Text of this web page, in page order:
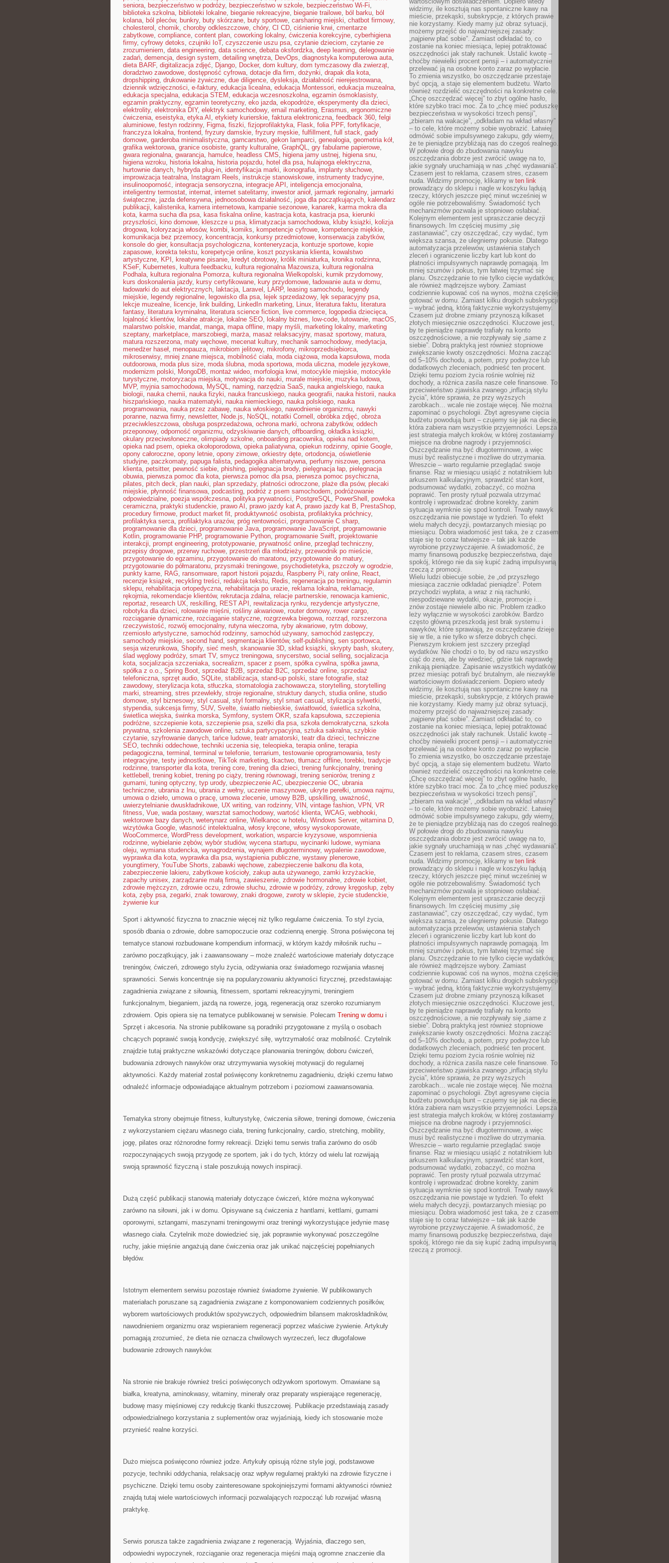
seniora, bezpieczeństwo w podróży, bezpieczeństwo w szkole, bezpieczeństwo Wi-Fi,
biblioteka szkolna, biblioteki lokalne, bieganie rekreacyjne, bieganie trailowe, ból barku, ból
kolana, ból pleców, bunkry, buty skórzane, buty sportowe, carsharing miejski, chatbot firmowy,
cholesterol , chomik, choroby odkleszczowe, chóry, CI CD, ciśnienie krwi, cmentarze
zabytkowe, compliance, content plan, coworking lokalny, ćwiczenia korekcyjne, cyberhigiena
firmy, cyfrowy detoks, czujniki IoT, czyszczenie uszu psa, czytanie dzieciom, czytanie ze
zrozumieniem, data engineering, data science, debata oksfordzka, deep learning, delegowanie
zadań, demencja, design system, detailing wnętrza, DevOps, diagnostyka komputerowa auta,
dieta BARF, digitalizacja zdjęć, Django, Docker, dom kultury, dom tymczasowy dla zwierząt,
doradztwo zawodowe, dostępność cyfrowa, dotacje dla firm, dożynki, drapak dla kota,
dropshipping, drukowanie żywiczne, due diligence, dysleksja, działalność nierejestrowana,
dziennik wdzięczności, e-faktury, edukacja licealna, edukacja Montessori, edukacja muzealna,
edukacja specjalna, edukacja STEM , edukacja wczesnoszkolna, egzamin ósmoklasisty,
egzamin praktyczny, egzamin teoretyczny, eko jazda, ekopodróże, eksperymenty dla dzieci,
elektrolity, elektronika DIY, elektryk samochodowy, email marketing, Erasmus, ergonomiczne
ćwiczenia, eseistyka, etyka AI , etykiety kurierskie, faktura elektroniczna, feedback 360, felgi
aluminiowe, festyn rodzinny, Figma, fiszki, fizjoprofilaktyka, Flask, folia PPF, fortyfikacje,
franczyza lokalna, frontend, fryzury damskie, fryzury męskie, fulfillment, full stack, gady
domowe, garderoba minimalistyczna, garncarstwo, gekon lamparci, genealogia, geometria kół,
grafika wektorowa, granice osobiste, granty kulturalne, GraphQL, gry fabularne papierowe,
gwara regionalna, gwarancja, hamulce, headless CMS, higiena jamy ustnej, higiena snu,
higiena wzroku, historia lokalna, historia pojazdu, hotel dla psa, hulajnoga elektryczna,
hurtownie danych, hybryda plug-in, identyfikacja marki, ikonografia, implanty słuchowe,
improwizacja teatralna, Instagram Reels, instrukcje stanowiskowe, instrumenty tradycyjne,
insulinooporność, integracja sensoryczna, integracje API , inteligencja emocjonalna,
inteligentny termostat, internat, internet satelitarny, inwestor anioł, jarmark regionalny, jarmarki
świąteczne, jazda defensywna, jednoosobowa działalność, joga dla początkujących, kalendarz
publikacji, kalistenika, kamera internetowa, kampanie sezonowe, kanarek, karma mokra dla
kota, karma sucha dla psa, kasa fiskalna online, kastracja kota, kastracja psa, kierunki
przyszłości, kino domowe, kleszcze u psa, klimatyzacja samochodowa, kluby książki, kolizja
drogowa, koloryzacja włosów, kombi, komiks, kompetencje cyfrowe, kompetencje miękkie,
komunikacja bez przemocy, koncentracja, konkursy przedmiotowe, konserwacja zabytków,
konsole do gier, konsultacja psychologiczna, konteneryzacja, kontuzje sportowe, kopie
zapasowe, korekta tekstu, korepetycje online, koszt pozyskania klienta, kowalstwo
artystyczne, KPI , kreatywne pisanie, kredyt obrotowy, królik miniaturka, kronika rodzinna,
KSeF, Kubernetes, kultura feedbacku, kultura regionalna Mazowsza, kultura regionalna
Podhala, kultura regionalna Pomorza, kultura regionalna Wielkopolski, kurnik przydomowy,
kurs doskonalenia jazdy, kursy certyfikowane, kury przydomowe, ładowanie auta w domu,
ładowarki do aut elektrycznych, laktacja, Laravel , LARP, leasing samochodu, legendy
miejskie, legendy regionalne, legowisko dla psa, lejek sprzedażowy, lęk separacyjny psa,
lekcje muzealne, licencje, link building, LinkedIn marketing, Linux, literatura faktu, literatura
fantasy, literatura kryminalna, literatura science fiction, live commerce, logopedia dziecięca,
lojalność klientów, lokalne atrakcje, lokalne SEO, lokalny biznes, low-code, lutowanie, macOS,
malarstwo polskie, mandat, manga, mapa offline, mapy myśli, marketing lokalny, marketing
szeptany, marketplace, marszobiegi, marża, masaż relaksacyjny, masaż sportowy, matura,
matura rozszerzona, maty węchowe, mecenat kultury, mechanik samochodowy, medytacja,
menedżer haseł, menopauza, mikrobiom jelitowy, mikrofony, mikroprzedsiębiorca,
mikroserwisy, mniej znane miejsca, mobilność ciała, moda ciążowa, moda kapsułowa, moda
outdoorowa, moda plus size, moda ślubna, moda sportowa, moda uliczna, modele językowe,
modernizm polski, MongoDB, montaż wideo, morfologia krwi, motocykle miejskie, motocykle
turystyczne, motoryzacja miejska, motywacja do nauki, murale miejskie, muzyka ludowa,
MVP, myjnia samochodowa, MySQL, naming, narzędzia SaaS, nauka angielskiego, nauka
biologii, nauka chemii, nauka fizyki, nauka francuskiego, nauka geografii, nauka historii, nauka
hiszpańskiego, nauka matematyki, nauka niemieckiego, nauka polskiego, nauka
programowania, nauka przez zabawę, nauka włoskiego, nawodnienie organizmu, nawyki
poranne, nazwa firmy, newsletter, Node.js, NoSQL, notatki Cornell , obróbka zdjęć, obroża
przeciwkleszczowa, obsługa posprzedażowa, ochrona marki, ochrona zabytków, oddech
przeponowy, odporność organizmu, odzyskiwanie danych, offboarding, okładka książki,
okulary przeciwsłoneczne, olimpiady szkolne, onboarding pracownika, opieka nad kotem,
opieka nad psem, opieka okołoporodowa, opieka paliatywna, opiekun rodzinny, opinie Google,
opony całoroczne, opony letnie, opony zimowe, orkiestry dęte, ortodoncja, oświetlenie
studyjne, paczkomaty, papuga falista, pedagogika alternatywna, perfumy niszowe, persona
klienta, petsitter, pewność siebie, phishing, pielęgnacja brody, pielęgnacja łap, pielęgnacja
obuwia, pierwsza pomoc dla kota, pierwsza pomoc dla psa, pierwsza pomoc psychiczna,
pilates, pitch deck, plan nauki, plan sprzedaży, płatności odroczone, plaże dla psów, plecaki
miejskie, płynność finansowa, podcasting, podróż z psem samochodem, podróżowanie
odpowiedzialne, poezja współczesna, polityka prywatności, PostgreSQL, PowerShell , powłoka
ceramiczna, praktyki studenckie, prawo AI , prawo jazdy kat A, prawo jazdy kat B, PrestaShop,
procedury firmowe, product market fit, produktywność osobista, profilaktyka próchnicy,
profilaktyka serca, profilaktyka urazów, próg rentowności, programowanie C sharp,
programowanie dla dzieci, programowanie Java, programowanie JavaScript, programowanie
Kotlin, programowanie PHP, programowanie Python, programowanie Swift, projektowanie
interakcji, prompt engineering, prototypowanie, prywatność online, przegląd techniczny,
przepisy drogowe, przerwy ruchowe, przestrzeń dla młodzieży, przewodnik po mieście,
przygotowanie do egzaminu, przygotowanie do maratonu, przygotowanie do matury,
przygotowanie do półmaratonu, przysmaki treningowe, psychodietetyka, pszczoły w ogrodzie,
punkty karne, RAG, ransomware, raport historii pojazdu, Raspberry Pi, raty online, React,
recenzje książek, recykling treści, redakcja tekstu, Redis, regeneracja po treningu, regulamin
sklepu, rehabilitacja ortopedyczna, rehabilitacja po urazie, reklama lokalna, reklamacje,
rękojmia, rekomendacje klientów, rekrutacja zdalna, relacje partnerskie, renowacja kamienic,
reportaż, research UX, reskilling, REST API , rewitalizacja rynku, rezydencje artystyczne,
robotyka dla dzieci, rolowanie mięśni, rośliny akwariowe, router domowy, rower cargo,
rozciąganie dynamiczne, rozciąganie statyczne, rozgrzewka biegowa, rozrząd, rozszerzona
rzeczywistość, rozwój emocjonalny, rutyna wieczorna, ryby akwariowe, rytm dobowy,
rzemiosło artystyczne, samochód rodzinny, samochód używany, samochód zastępczy,
samochody miejskie, second hand, segmentacja klientów, self-publishing, sen sportowca,
sesja wizerunkowa, Shopify, sieć mesh, skanowanie 3D, skład książki, skrypty bash, skutery,
ślad węglowy podróży, smart TV, smycz treningowa, snycerstwo, social selling, socjalizacja
kota, socjalizacja szczeniaka, socrealizm, spacer z psem, spółka cywilna, spółka jawna,
spółka z o.o., Spring Boot, sprzedaż B2B, sprzedaż B2C, sprzedaż online, sprzedaż
telefoniczna, sprzęt audio, SQLite, stabilizacja, stand-up polski, stare fotografie, staż
zawodowy, sterylizacja kota, stłuczka, stomatologia zachowawcza, storytelling, storytelling
marki, streaming, stres przewlekły, stroje regionalne, struktury danych, studia online, studio
domowe, styl biznesowy, styl casual , styl formalny, styl smart casual , stylizacja sylwetki,
stypendia, sukcesja firmy, SUV, Svelte, światło niebieskie, światłowód, świetlica szkolna,
świetlica wiejska, świnka morska, Symfony, system OKR, szafa kapsułowa, szczepienia
podróżne, szczepienie kota, szczepienie psa, szelki dla psa, szkoła demokratyczna, szkoła
prywatna, szkolenia zawodowe online, sztuka partycypacyjna, sztuka sakralna, szybkie
czytanie, szyfrowanie danych, tańce ludowe, teatr amatorski, teatr dla dzieci, techniczne
SEO, techniki oddechowe, techniki uczenia się, teleopieka, terapia online, terapia
pedagogiczna, terminal , terminal w telefonie, terrarium, testowanie oprogramowania, testy
integracyjne, testy jednostkowe, TikTok marketing, tkactwo, tłumacz offline, torebki, tradycje
rodzinne, transporter dla kota, trening core, trening dla dzieci, trening funkcjonalny, trening
kettlebell , trening kobiet, trening po ciąży, trening równowagi, trening seniorów, trening z
gumami, tuning optyczny, typ urody, ubezpieczenie AC, ubezpieczenie OC, ubrania
techniczne, ubrania z lnu, ubrania z wełny, uczenie maszynowe, ukryte perełki, umowa najmu,
umowa o dzieło, umowa o pracę, umowa zlecenie, umowy B2B, upskilling, uważność,
uwierzytelnianie dwuskładnikowe, UX writing, van rodzinny, VIN, vintage fashion, VPN, VR
fitness, Vue, wada postawy, warsztat samochodowy, wartość klienta, WCAG, webhooki,
wektorowe bazy danych, weterynarz online, Wielkanoc w hotelu, Windows Server, witamina D,
wizytówka Google, własność intelektualna, włosy kręcone, włosy wysokoporowate,
WooCommerce, WordPress development, workation, wsparcie kryzysowe, wspomnienia
rodzinne, wybielanie zębów, wybór studiów, wycena startupu, wycinanki ludowe, wymiana
oleju, wymiana studencka, wynagrodzenia, wynajem długoterminowy, wypalenie zawodowe,
wyprawka dla kota, wyprawka dla psa, wystąpienia publiczne, wystawy plenerowe,
youngtimery, YouTube Shorts, zabawki węchowe, zabezpieczenie balkonu dla kota,
zabezpieczenie lakieru, zabytkowe kościoły, zakup auta używanego, zamki krzyżackie,
zapachy unisex, zarządzanie małą firmą, zawieszenie, zdrowie hormonalne, zdrowie kobiet,
zdrowie mężczyzn, zdrowie oczu, zdrowie słuchu, zdrowie w podróży, zdrowy kręgosłup, zęby
kota, zęby psa, zegarki, znak towarowy, znaki drogowe, zwroty w sklepie, życie studenckie,
żywienie kur
Sport i aktywność fizyczna to znacznie więcej niż tylko regularne ćwiczenia. To styl życia,
sposób dbania o zdrowie, dobre samopoczucie oraz codzienną energię. Strona poświęcona tej
tematyce stanowi rozbudowane kompendium informacji, w którym każdy miłośnik ruchu –
zarówno początkujący, jak i zaawansowany – może znaleźć wartościowe materiały dotyczące
treningów, ćwiczeń, zdrowego stylu życia, odżywiania oraz świadomego rozwijania własnej
sprawności. Serwis koncentruje się na popularyzowaniu aktywności fizycznej, przedstawiając
zagadnienia związane z siłownią, fitnessem, sportami rekreacyjnymi, treningiem
funkcjonalnym, bieganiem, jazdą na rowerze, jogą, regeneracją oraz szeroko rozumianym
zdrowiem. Opis opiera się na tematyce publikowanej w serwisie. Polecam Trening w domu i
Sprzęt i akcesoria. Na stronie publikowane są poradniki przygotowane z myślą o osobach
chcących poprawić swoją kondycję, zwiększyć siłę, wytrzymałość oraz mobilność. Czytelnik
znajdzie tutaj praktyczne wskazówki dotyczące planowania treningów, doboru ćwiczeń,
budowania zdrowych nawyków oraz utrzymywania wysokiej motywacji do regularnej
aktywności. Każdy materiał został poświęcony konkretnemu zagadnieniu, dzięki czemu łatwo
odnaleźć informacje odpowiadające aktualnym potrzebom i poziomowi zaawansowania.
Tematyka strony obejmuje fitness, kulturystykę, ćwiczenia siłowe, treningi domowe, ćwiczenia
z wykorzystaniem ciężaru własnego ciała, trening funkcjonalny, cardio, stretching, mobility,
jogę, pilates oraz różnorodne formy rekreacji. Dzięki temu serwis trafia zarówno do osób
rozpoczynających swoją przygodę ze sportem, jak i do tych, którzy od wielu lat rozwijają
swoją sprawność fizyczną i stale poszukują nowych inspiracji.
Dużą część publikacji stanowią materiały dotyczące ćwiczeń, które można wykonywać
zarówno na siłowni, jak i w domu. Opisywane są ćwiczenia z hantlami, kettlami, gumami
oporowymi, sztangami, maszynami treningowymi oraz treningi wykorzystujące jedynie masę
własnego ciała. Czytelnik może dowiedzieć się, jak poprawnie wykonywać poszczególne
ruchy, jakie mięśnie angażują dane ćwiczenia oraz jak unikać najczęściej popełnianych
błędów.
Istotnym elementem serwisu pozostaje również świadome żywienie. W publikowanych
materiałach poruszane są zagadnienia związane z komponowaniem codziennych posiłków,
wyborem wartościowych produktów spożywczych, odpowiednim bilansem makroskładników,
nawodnieniem organizmu oraz wspieraniem regeneracji poprzez właściwe żywienie. Artykuły
pomagają zrozumieć, że dieta nie oznacza chwilowych wyrzeczeń, lecz długofalowe
budowanie zdrowych nawyków.
Na stronie nie brakuje również treści poświęconych odżywkom sportowym. Omawiane są
białka, kreatyna, aminokwasy, witaminy, minerały oraz preparaty wspierające regenerację,
budowę masy mięśniowej czy redukcję tkanki tłuszczowej. Publikacje przedstawiają zasady
odpowiedzialnego korzystania z suplementów oraz wyjaśniają, kiedy ich stosowanie może
przynieść realne korzyści.
Dużo miejsca poświęcono również jodze. Artykuły opisują różne style jogi, podstawowe
pozycje, techniki oddychania, relaksację oraz wpływ regularnej praktyki na zdrowie fizyczne i
psychiczne. Dzięki temu osoby zainteresowane spokojniejszymi formami aktywności również
znajdą tutaj wiele wartościowych informacji pozwalających rozpocząć lub rozwijać własną
praktykę.
Serwis porusza także zagadnienia związane z regeneracją. Wyjaśnia, dlaczego sen,
odpowiedni wypoczynek, rozciąganie oraz regeneracja mięśni mają ogromne znaczenie dla
widzimy, ile kosztują nas spontaniczne kawy na
mieście, przekąski, subskrypcje, z których prawie
nie korzystamy. Kiedy mamy już obraz sytuacji,
możemy przejść do najważniejszej zasady:
„najpierw płać sobie”. Zamiast odkładać to, co
zostanie na koniec miesiąca, lepiej potraktować
oszczędności jak stały rachunek. Ustalić kwotę –
choćby niewielki procent pensji – i automatycznie
przelewać ją na osobne konto zaraz po wypłacie.
To zmienia wszystko, bo oszczędzanie przestaje
być opcją, a staje się elementem budżetu. Warto
również rozdzielić oszczędności na konkretne cele.
„Chcę oszczędzać więcej” to zbyt ogólne hasło,
które szybko traci moc. Za to „chcę mieć poduszkę
bezpieczeństwa w wysokości trzech pensji”,
„zbieram na wakacje”, „odkładam na wkład własny”
– to cele, które możemy sobie wyobrazić. Łatwiej
odmówić sobie impulsywnego zakupu, gdy wiemy,
że te pieniądze przybliżają nas do czegoś realnego.
W połowie drogi do zbudowania nawyku
oszczędzania dobrze jest zwrócić uwagę na to,
jakie sygnały uruchamiają w nas „chęć wydawania”.
Czasem jest to reklama, czasem stres, czasem
nuda. Widzimy promocję, klikamy w ten link
prowadzący do sklepu i nagle w koszyku lądują
rzeczy, których jeszcze pięć minut wcześniej w
ogóle nie potrzebowaliśmy. Świadomość tych
mechanizmów pozwala je stopniowo osłabiać.
Kolejnym elementem jest upraszczanie decyzji
finansowych. Im częściej musimy „się
zastanawiać”, czy oszczędzać, czy wydać, tym
większa szansa, że ulegniemy pokusie. Dlatego
automatyzacja przelewów, ustawienia stałych
zleceń i ograniczenie liczby kart lub kont do
płatności impulsywnych naprawdę pomagają. Im
mniej szumów i pokus, tym łatwiej trzymać się
planu. Oszczędzanie to nie tylko cięcie wydatków,
ale również mądrzejsze wybory. Zamiast
codziennie kupować coś na wynos, można częściej
gotować w domu. Zamiast kilku drogich subskrypcji
– wybrać jedną, którą faktycznie wykorzystujemy.
Czasem już drobne zmiany przynoszą kilkaset
złotych miesięcznie oszczędności. Kluczowe jest,
by te pieniądze naprawdę trafiały na konto
oszczędnościowe, a nie rozpływały się „same z
siebie”. Dobrą praktyką jest również stopniowe
zwiększanie kwoty oszczędności. Można zacząć
od 5–10% dochodu, a potem, przy podwyżce lub
dodatkowych zleceniach, podnieść ten procent.
Dzięki temu poziom życia rośnie wolniej niż
dochody, a różnica zasila nasze cele finansowe. To
przeciwieństwo zjawiska zwanego „inflacją stylu
życia”, które sprawia, że przy wyższych
zarobkach… wcale nie zostaje więcej. Nie można
zapominać o psychologii. Zbyt agresywne cięcia
budżetu powodują bunt – czujemy się jak na diecie,
która zabiera nam wszystkie przyjemności. Lepsza
jest strategia małych kroków, w której zostawiamy
miejsce na drobne nagrody i przyjemności.
Oszczędzanie ma być długoterminowe, a więc
musi być realistyczne i możliwe do utrzymania.
Wreszcie – warto regularnie przeglądać swoje
finanse. Raz w miesiącu usiąść z notatnikiem lub
arkuszem kalkulacyjnym, sprawdzić stan kont,
podsumować wydatki, zobaczyć, co można
poprawić. Ten prosty rytuał pozwala utrzymać
kontrolę i wprowadzać drobne korekty, zanim
sytuacja wymknie się spod kontroli. Trwały nawyk
oszczędzania nie powstaje w tydzień. To efekt
wielu małych decyzji, powtarzanych miesiąc po
miesiącu. Dobra wiadomość jest taka, że z czasem
staje się to coraz łatwiejsze – tak jak każde
wyrobione przyzwyczajenie. A świadomość, że
mamy finansową poduszkę bezpieczeństwa, daje
spokój, którego nie da się kupić żadną impulsywną
rzeczą z promocji.
Wielu ludzi obiecuje sobie, że „od przyszłego
miesiąca zacznie odkładać pieniądze”. Potem
przychodzi wypłata, a wraz z nią rachunki,
niespodziewane wydatki, okazje, promocje i…
znów zostaje niewiele albo nic. Problem rzadko
leży wyłącznie w wysokości zarobków. Bardzo
często główną przeszkodą jest brak systemu i
nawyków, które sprawiają, że oszczędzanie dzieje
się w tle, a nie tylko w sferze dobrych chęci.
Pierwszym krokiem jest szczery przegląd
wydatków. Nie chodzi o to, by od razu wszystko
ciąć do zera, ale by wiedzieć, gdzie tak naprawdę
znikają pieniądze. Zapisanie wszystkich wydatków
przez miesiąc potrafi być brutalnym, ale niezwykle
wartościowym doświadczeniem. Dopiero wtedy
widzimy, ile kosztują nas spontaniczne kawy na
mieście, przekąski, subskrypcje, z których prawie
nie korzystamy. Kiedy mamy już obraz sytuacji,
możemy przejść do najważniejszej zasady:
„najpierw płać sobie”. Zamiast odkładać to, co
zostanie na koniec miesiąca, lepiej potraktować
oszczędności jak stały rachunek. Ustalić kwotę –
choćby niewielki procent pensji – i automatycznie
przelewać ją na osobne konto zaraz po wypłacie.
To zmienia wszystko, bo oszczędzanie przestaje
być opcją, a staje się elementem budżetu. Warto
również rozdzielić oszczędności na konkretne cele.
„Chcę oszczędzać więcej” to zbyt ogólne hasło,
które szybko traci moc. Za to „chcę mieć poduszkę
bezpieczeństwa w wysokości trzech pensji”,
„zbieram na wakacje”, „odkładam na wkład własny”
– to cele, które możemy sobie wyobrazić. Łatwiej
odmówić sobie impulsywnego zakupu, gdy wiemy,
że te pieniądze przybliżają nas do czegoś realnego.
W połowie drogi do zbudowania nawyku
oszczędzania dobrze jest zwrócić uwagę na to,
jakie sygnały uruchamiają w nas „chęć wydawania”.
Czasem jest to reklama, czasem stres, czasem
nuda. Widzimy promocję, klikamy w ten link
prowadzący do sklepu i nagle w koszyku lądują
rzeczy, których jeszcze pięć minut wcześniej w
ogóle nie potrzebowaliśmy. Świadomość tych
mechanizmów pozwala je stopniowo osłabiać.
Kolejnym elementem jest upraszczanie decyzji
finansowych. Im częściej musimy „się
zastanawiać”, czy oszczędzać, czy wydać, tym
większa szansa, że ulegniemy pokusie. Dlatego
automatyzacja przelewów, ustawienia stałych
zleceń i ograniczenie liczby kart lub kont do
płatności impulsywnych naprawdę pomagają. Im
mniej szumów i pokus, tym łatwiej trzymać się
planu. Oszczędzanie to nie tylko cięcie wydatków,
ale również mądrzejsze wybory. Zamiast
codziennie kupować coś na wynos, można częściej
gotować w domu. Zamiast kilku drogich subskrypcji
– wybrać jedną, którą faktycznie wykorzystujemy.
Czasem już drobne zmiany przynoszą kilkaset
złotych miesięcznie oszczędności. Kluczowe jest,
by te pieniądze naprawdę trafiały na konto
oszczędnościowe, a nie rozpływały się „same z
siebie”. Dobrą praktyką jest również stopniowe
zwiększanie kwoty oszczędności. Można zacząć
od 5–10% dochodu, a potem, przy podwyżce lub
dodatkowych zleceniach, podnieść ten procent.
Dzięki temu poziom życia rośnie wolniej niż
dochody, a różnica zasila nasze cele finansowe. To
przeciwieństwo zjawiska zwanego „inflacją stylu
życia”, które sprawia, że przy wyższych
zarobkach… wcale nie zostaje więcej. Nie można
zapominać o psychologii. Zbyt agresywne cięcia
budżetu powodują bunt – czujemy się jak na diecie,
która zabiera nam wszystkie przyjemności. Lepsza
jest strategia małych kroków, w której zostawiamy
miejsce na drobne nagrody i przyjemności.
Oszczędzanie ma być długoterminowe, a więc
musi być realistyczne i możliwe do utrzymania.
Wreszcie – warto regularnie przeglądać swoje
finanse. Raz w miesiącu usiąść z notatnikiem lub
arkuszem kalkulacyjnym, sprawdzić stan kont,
podsumować wydatki, zobaczyć, co można
poprawić. Ten prosty rytuał pozwala utrzymać
kontrolę i wprowadzać drobne korekty, zanim
sytuacja wymknie się spod kontroli. Trwały nawyk
oszczędzania nie powstaje w tydzień. To efekt
wielu małych decyzji, powtarzanych miesiąc po
miesiącu. Dobra wiadomość jest taka, że z czasem
staje się to coraz łatwiejsze – tak jak każde
wyrobione przyzwyczajenie. A świadomość, że
mamy finansową poduszkę bezpieczeństwa, daje
spokój, którego nie da się kupić żadną impulsywną
rzeczą z promocji.